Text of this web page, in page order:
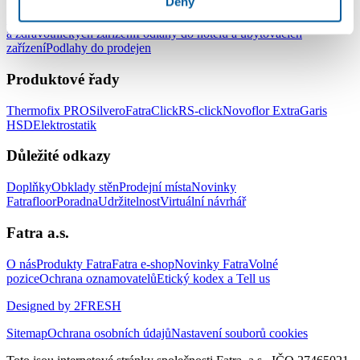
Podlahy do kanceláříPodlahy do škol a školekPodlahy do nemocnic
a zdravotnických zařízeníPodlahy do hotelů a ubytovacích
zařízeníPodlahy do prodejen
Produktové řady
Thermofix PROSilveroFatraClickRS-clickNovoflor ExtraGaris
HSDElektrostatik
Důležité odkazy
DoplňkyObklady stěnProdejní místaNovinky
FatrafloorPoradnaUdržitelnostVirtuální návrhář
Fatra a.s.
O násProdukty FatraFatra e-shopNovinky FatraVolné
poziceOchrana oznamovatelůEtický kodex a Tell us
Designed by 2FRESH
SitemapOchrana osobních údajůNastavení souborů cookies